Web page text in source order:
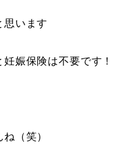
思います
娠保険は不要です！
（笑）